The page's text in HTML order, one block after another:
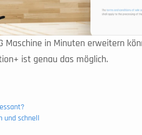
Maschine in Minuten erweitern
ist genau das möglich.
und schnell